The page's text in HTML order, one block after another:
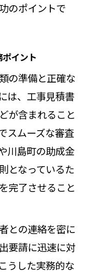
のポイントで
イント
の準備と正確な
は、工事見積書
が含まれること
スムーズな審査
川島町の助成金
となっているた
完了させること
との連絡を密に
要請に迅速に対
うした実務的な